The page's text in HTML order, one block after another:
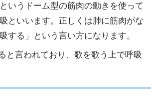
いうドーム型の筋肉の動きを使って
といいます。正しくは肺に筋肉がな
する」という言い方になります。
と言われており、歌を歌う上で呼吸